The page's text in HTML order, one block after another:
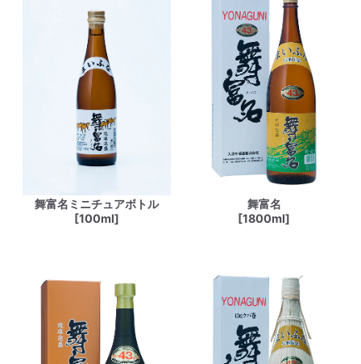
舞富名ミニチュアボトル
[100ml]
舞富名
[1800ml]